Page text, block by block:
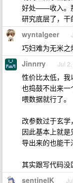
好处——收入。
研究底层了，
wyntalgeer
巧妇难为无米之
Jinnrry Jul
性价比太低，
也捣鼓不出来
喂数据就行了。
改参数过于玄学
因此基本上就
导出来的也能干
其实跟写代码
sentinelK